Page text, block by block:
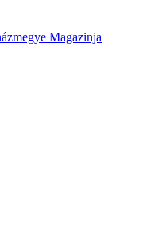
Magazinja